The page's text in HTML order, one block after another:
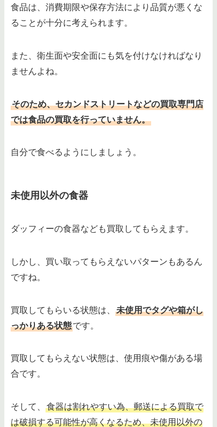
食品は、消費期限や保存方法により品質が悪くな
ることが十分に考えられます。
また、衛生面や安全面にも気を付けなければなり
ませんよね。
そのため、セカンドストリートなどの買取専門店
では食品の買取を行っていません。
自分で食べるようにしましょう。
未使用以外の食器
ダッフィーの食器なども買取してもらえます。
しかし、買い取ってもらえないパターンもあるん
ですね。
買取してもらいる状態は、未使用でタグや箱がし
っかりある状態です。
買取してもらえない状態は、使用痕や傷がある場
合です。
そして、食器は割れやすい為、郵送による買取で
は破損する可能性が高くなるため、未使用以外の